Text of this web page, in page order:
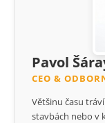
Pavol
CEO &
Většinu času
stavbách nebo v